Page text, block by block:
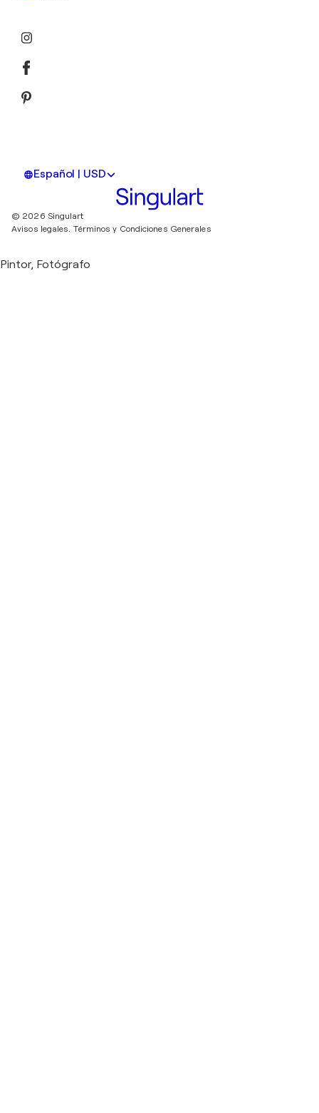
Español | USD
© 2026 Singulart
Avisos legales. Términos y Condiciones Generales
Pintor, Fotógrafo